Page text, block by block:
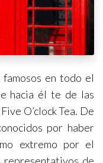
en todo el
hacia él te de las
O’clock Tea. De
por haber
extremo por el